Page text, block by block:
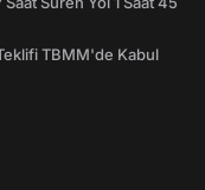
TBMM'de Kabul